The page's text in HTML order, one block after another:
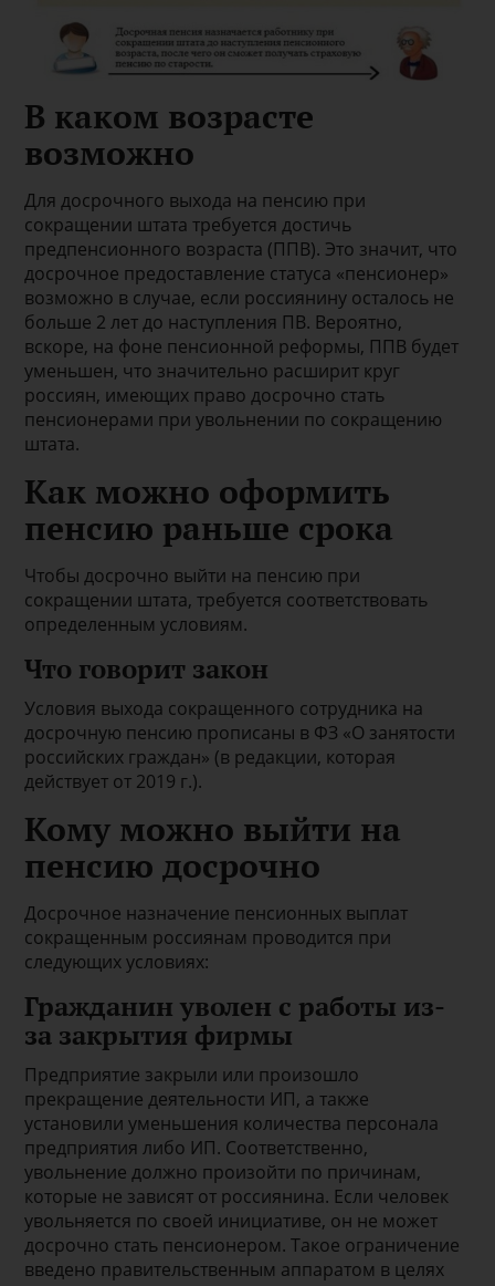
В каком возрасте
возможно
Для досрочного выхода на пенсию при
сокращении штата требуется достичь
предпенсионного возраста (ППВ). Это значит, что
досрочное предоставление статуса «пенсионер»
возможно в случае, если россиянину осталось не
больше 2 лет до наступления ПВ. Вероятно,
вскоре, на фоне пенсионной реформы, ППВ будет
уменьшен, что значительно расширит круг
россиян, имеющих право досрочно стать
пенсионерами при увольнении по сокращению
штата.
Как можно оформить
пенсию раньше срока
Чтобы досрочно выйти на пенсию при
сокращении штата, требуется соответствовать
определенным условиям.
Что говорит закон
Условия выхода сокращенного сотрудника на
досрочную пенсию прописаны в ФЗ «О занятости
российских граждан» (в редакции, которая
действует от 2019 г.).
Кому можно выйти на
пенсию досрочно
Досрочное назначение пенсионных выплат
сокращенным россиянам проводится при
следующих условиях:
Гражданин уволен с работы из-
за закрытия фирмы
Предприятие закрыли или произошло
прекращение деятельности ИП, а также
установили уменьшения количества персонала
предприятия либо ИП. Соответственно,
увольнение должно произойти по причинам,
которые не зависят от россиянина. Если человек
увольняется по своей инициативе, он не может
досрочно стать пенсионером. Такое ограничение
введено правительственным аппаратом в целях